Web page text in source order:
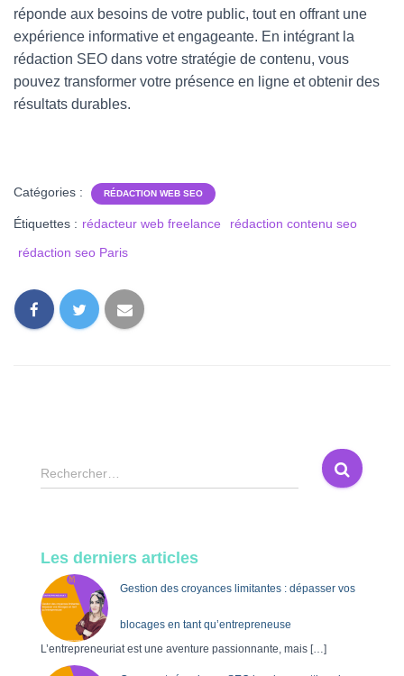
réponde aux besoins de votre public, tout en offrant une
expérience informative et engageante. En intégrant la
rédaction SEO dans votre stratégie de contenu, vous
pouvez transformer votre présence en ligne et obtenir des
résultats durables.
Catégories : RÉDACTION WEB SEO
Étiquettes : rédacteur web freelance
rédaction contenu seo
rédaction seo Paris
R
e
r
c
h
e
r
Rechercher…
Les derniers articles
Gestion des croyances limitantes : dépasser vos
blocages en tant qu’entrepreneuse
L’entrepreneuriat est une aventure passionnante, mais […]